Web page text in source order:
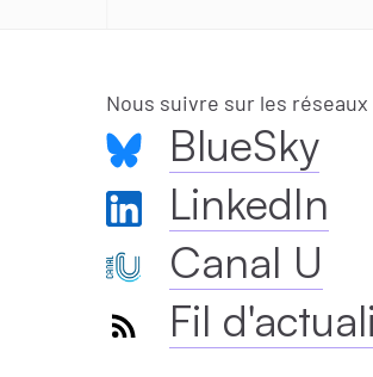
Nous suivre sur les
BlueSky
LinkedIn
Canal U
Fil